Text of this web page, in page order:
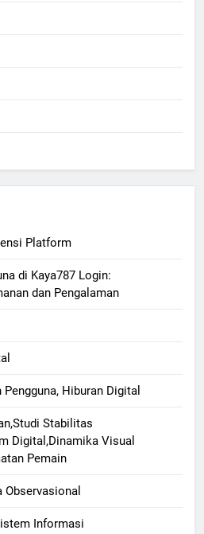
Platform
di Kaya787 Login:
dan Pengalaman
Hiburan Digital
Stabilitas
Digital,Dinamika Visual
Pemain
Informasi